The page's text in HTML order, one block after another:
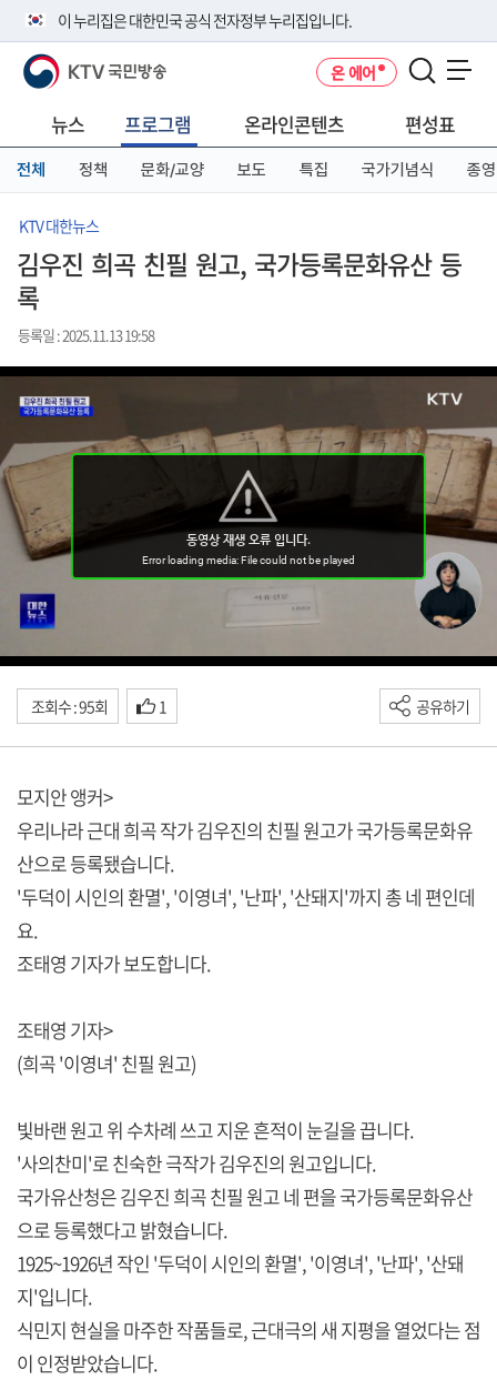
이 누리집은 대한민국 공식 전자정부 누리집입니다.
공식 누리집 주소 확인하기
니다.
이밖에 or.kr 또는 .kr등 다른 도메인 주소를 사용하고 있다면 아래 URL에
서 도메인 주소를 확인해 보세요
KTV 국민방송 온 에어
뉴스 프로그램 온라인콘텐츠 편성표
전체 정책 문화/교양 보도 특집 국가기념식 종영
KTV 대한뉴스
김우진 희곡 친필 원고, 국가등록문화유산 등
록
등록일 : 2025.11.13 19:58
조회수 : 95회 1 공유하기
모지안 앵커>
우리나라 근대 희곡 작가 김우진의 친필 원고가 국가등록문화유
산으로 등록됐습니다.
'두덕이 시인의 환멸', '이영녀', '난파', '산돼지'까지 총 네 편인데
요.
조태영 기자가 보도합니다.
조태영 기자>
(희곡 '이영녀' 친필 원고)
빛바랜 원고 위 수차례 쓰고 지운 흔적이 눈길을 끕니다.
'사의찬미'로 친숙한 극작가 김우진의 원고입니다.
국가유산청은 김우진 희곡 친필 원고 네 편을 국가등록문화유산
으로 등록했다고 밝혔습니다.
1925~1926년 작인 '두덕이 시인의 환멸', '이영녀', '난파', '산돼
지'입니다.
식민지 현실을 마주한 작품들로, 근대극의 새 지평을 열었다는 점
이 인정받았습니다.